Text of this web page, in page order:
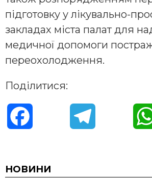
підготовку у лікувально-
закладах міста палат для
медичної допомоги
переохолодження.
Поділитися:
c
НОВИНИ